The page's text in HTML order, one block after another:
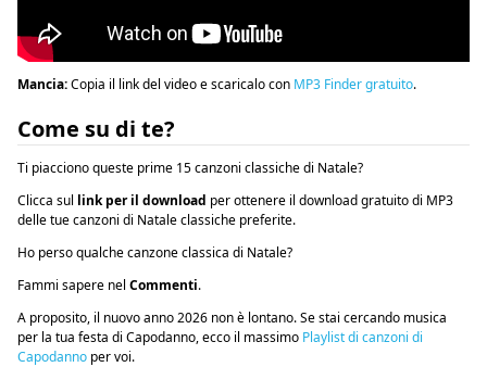
Mancia:Copia il link del video e scaricalo con MP3 Finder gratuito.
Come su di te?
Ti piacciono queste prime 15 canzoni classiche di Natale?
Clicca sul link per il download per ottenere il download gratuito di MP3
delle tue canzoni di Natale classiche preferite.
Ho perso qualche canzone classica di Natale?
Fammi sapere nel Commenti.
A proposito, il nuovo anno 2026 non è lontano. Se stai cercando musica
per la tua festa di Capodanno, ecco il massimo Playlist di canzoni di
Capodanno per voi.